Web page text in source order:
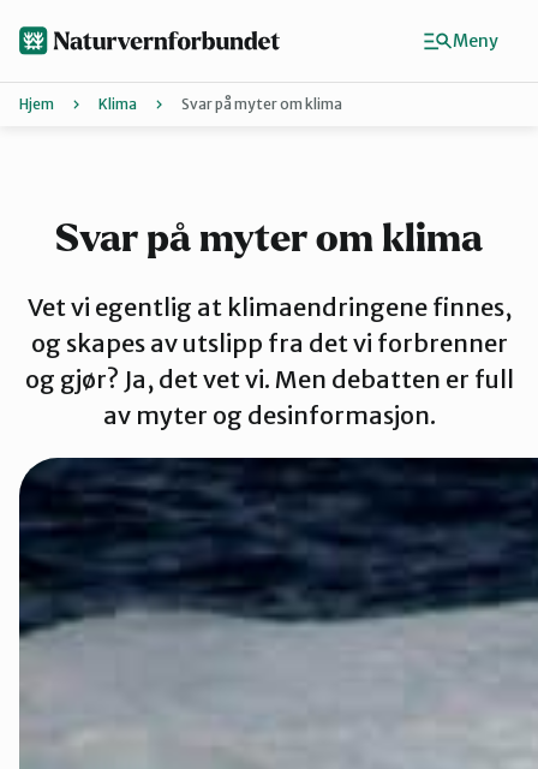
Finn ditt lokallag Agder
Buskerud
Finnmark
Hordaland
Innlandet
Hjem Klima Svar på myter om klima
Svar på myter om klima
Vet vi egentlig at klimaendringene finnes,
og skapes av utslipp fra det vi forbrenner
og gjør? Ja, det vet vi. Men debatten er full
av myter og desinformasjon.